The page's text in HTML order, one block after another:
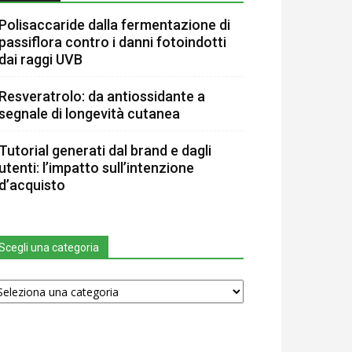
Polisaccaride dalla fermentazione di
passiflora contro i danni fotoindotti
dai raggi UVB
Resveratrolo: da antiossidante a
di longevità cutanea
Tutorial generati dal brand e dagli
utenti: l’impatto sull’intenzione
d’acquisto
una categoria